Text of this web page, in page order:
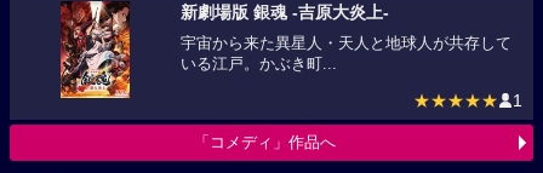
新劇場版 銀魂 -吉原大炎上-
宇宙から来た異星人・天人と地球人が共存して
いる江戸。かぶき町...
★★★★★ 1
「コメディ」作品へ